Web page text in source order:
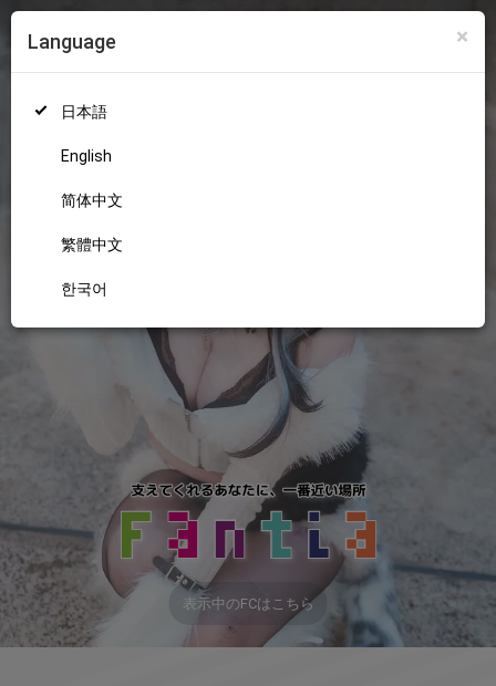
×
Language
日本語
English
简体中文
繁體中文
한국어
18+
表示中のFCはこちら